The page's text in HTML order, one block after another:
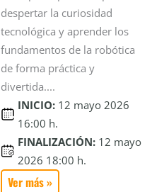
despertar la curiosidad
tecnológica y aprender los
fundamentos de la robótica
de forma práctica y
divertida....
INICIO: 12 mayo 2026
16:00 h.
FINALIZACIÓN: 12 mayo
2026 18:00 h.
Ver más »